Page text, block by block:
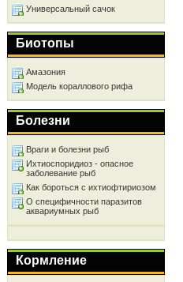
Универсальный сачок
Биотопы
Амазония
Модель кораллового рифа
Болезни
Враги и болезни рыб
Ихтиоспоридиоз - опасное
заболевание рыб
Как бороться с ихтиофтириозом
О специфичности паразитов
аквариумных рыб
Кормление